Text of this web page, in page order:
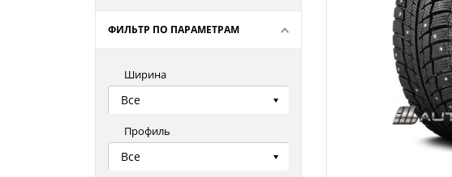
ФИЛЬТР ПО ПАРАМЕТРАМ
Ширина
Все
Профиль
Все